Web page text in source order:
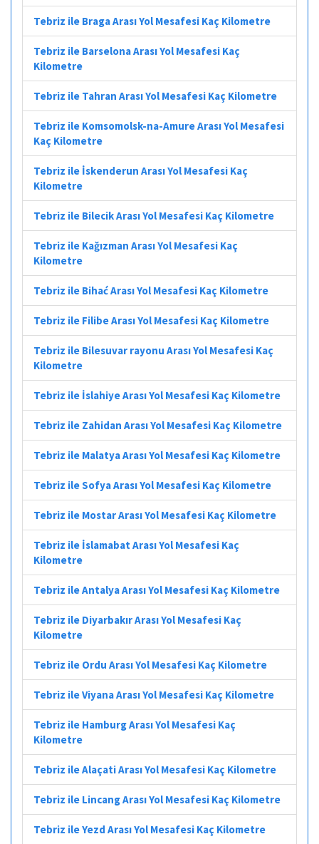
Tebriz ile Braga Arası Yol Mesafesi Kaç Kilometre
Tebriz ile Barselona Arası Yol Mesafesi Kaç
Kilometre
Tebriz ile Tahran Arası Yol Mesafesi Kaç Kilometre
Tebriz ile Komsomolsk-na-Amure Arası Yol Mesafesi
Kaç Kilometre
Tebriz ile İskenderun Arası Yol Mesafesi Kaç
Kilometre
Tebriz ile Bilecik Arası Yol Mesafesi Kaç Kilometre
Tebriz ile Kağızman Arası Yol Mesafesi Kaç
Kilometre
Tebriz ile Bihać Arası Yol Mesafesi Kaç Kilometre
Tebriz ile Filibe Arası Yol Mesafesi Kaç Kilometre
Tebriz ile Bilesuvar rayonu Arası Yol Mesafesi Kaç
Kilometre
Tebriz ile İslahiye Arası Yol Mesafesi Kaç Kilometre
Tebriz ile Zahidan Arası Yol Mesafesi Kaç Kilometre
Tebriz ile Malatya Arası Yol Mesafesi Kaç Kilometre
Tebriz ile Sofya Arası Yol Mesafesi Kaç Kilometre
Tebriz ile Mostar Arası Yol Mesafesi Kaç Kilometre
Tebriz ile İslamabat Arası Yol Mesafesi Kaç
Kilometre
Tebriz ile Antalya Arası Yol Mesafesi Kaç Kilometre
Tebriz ile Diyarbakır Arası Yol Mesafesi Kaç
Kilometre
Tebriz ile Ordu Arası Yol Mesafesi Kaç Kilometre
Tebriz ile Viyana Arası Yol Mesafesi Kaç Kilometre
Tebriz ile Hamburg Arası Yol Mesafesi Kaç
Kilometre
Tebriz ile Alaçati Arası Yol Mesafesi Kaç Kilometre
Tebriz ile Lincang Arası Yol Mesafesi Kaç Kilometre
Tebriz ile Yezd Arası Yol Mesafesi Kaç Kilometre